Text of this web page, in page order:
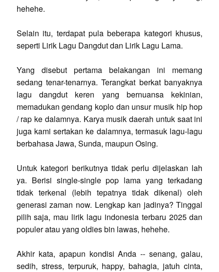
hehehe.
Selain itu, terdapat pula beberapa kategori khusus,
seperti Lirik Lagu Dangdut dan Lirik Lagu Lama.
Yang disebut pertama belakangan ini memang
sedang tenar-tenarnya. Terangkat berkat banyaknya
lagu dangdut keren yang bernuansa kekinian,
memadukan gendang koplo dan unsur musik hip hop
/ rap ke dalamnya. Karya musik daerah untuk saat ini
juga kami sertakan ke dalamnya, termasuk lagu-lagu
berbahasa Jawa, Sunda, maupun Osing.
Untuk kategori berikutnya tidak perlu dijelaskan lah
ya. Berisi single-single pop lama yang terkadang
tidak terkenal (lebih tepatnya tidak dikenal) oleh
generasi zaman now. Lengkap kan jadinya? Tinggal
pilih saja, mau lirik lagu indonesia terbaru 2025 dan
populer atau yang oldies bin lawas, hehehe.
Akhir kata, apapun kondisi Anda -- senang, galau,
sedih, stress, terpuruk, happy, bahagia, jatuh cinta,